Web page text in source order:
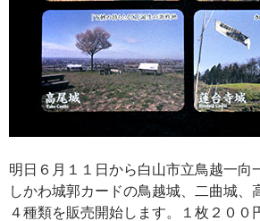
明日６月１１日から白山市立鳥越一向
しかわ城郭カードの鳥越城、二曲城、
４種類を販売開始します。１枚２００